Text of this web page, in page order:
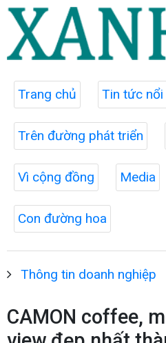
Trang chủ Tin tức
Trên đường phát triển
Vì cộng đồng Media
Con đường hoa
Thông tin doanh nghiệp
CAMON coffee,